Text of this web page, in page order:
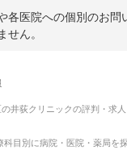
各医院への個別のお問
せん。
の井荻クリニックの評判・求
目別に病院・医院・薬局を